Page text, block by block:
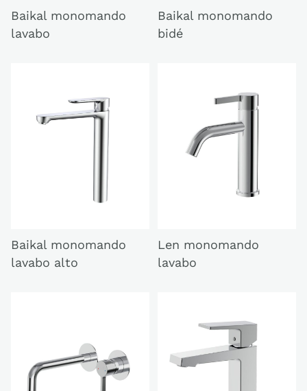
Baikal monomando
lavabo
Baikal monomando
bidé
Baikal monomando
lavabo alto
Len monomando
lavabo